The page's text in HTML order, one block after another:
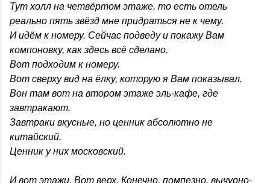
Тут холл на четвёртом этаже, то есть отель
реально пять звёзд мне придраться не к чему.
И идём к номеру. Сейчас подведу и покажу Вам
компоновку, как здесь всё сделано.
Вот подходим к номеру.
Вот сверху вид на ёлку, которую я Вам показывал.
Вон там вот на втором этаже эль-кафе, где
завтракают.
Завтраки вкусные, но ценник абсолютно не
китайский.
Ценник у них московский.
И вот этажи. Вот верх. Конечно, помпезно, вычурно-